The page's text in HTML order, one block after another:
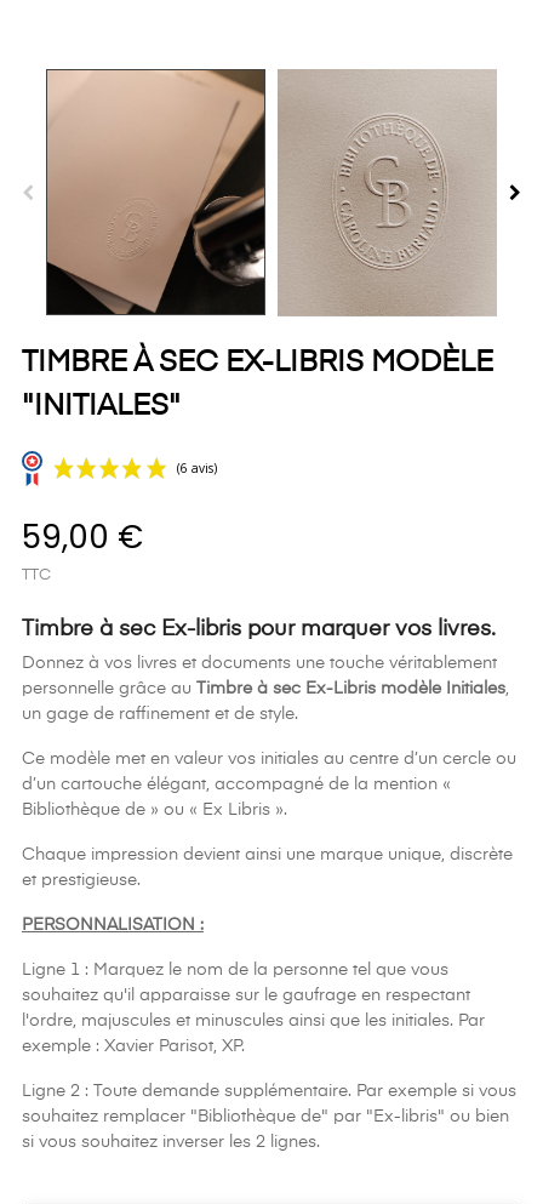
TIMBRE À SEC EX-LIBRIS MODÈLE
"INITIALES"
(6 avis)
59,00 €
TTC
Timbre à sec Ex-libris pour marquer vos livres.
Donnez à vos livres et documents une touche véritablement
personnelle grâce au
Timbre à sec Ex-Libris modèle Initiales,
un gage de raffinement et de style.
Ce modèle met en valeur vos initiales au centre d’un cercle ou
d’un cartouche élégant, accompagné de la mention «
Bibliothèque de » ou « Ex Libris ».
Chaque impression devient ainsi une marque unique, discrète
et prestigieuse.
PERSONNALISATION :
Ligne 1 : Marquez le nom de la personne tel que vous
souhaitez qu'il apparaisse sur le gaufrage en respectant
l'ordre, majuscules et minuscules ainsi que les initiales. Par
exemple : Xavier Parisot, XP.
Ligne 2 : Toute demande supplémentaire. Par exemple si vous
souhaitez remplacer "Bibliothèque de" par "Ex-libris" ou bien
si vous souhaitez inverser les 2 lignes.